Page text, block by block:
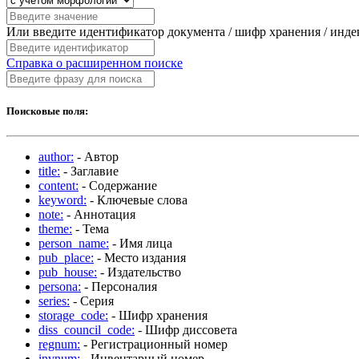
Или введите идентификатор документа / шифр хранения /
Справка о расширенном поиске
Поисковые поля:
author: - Автор
title: - Заглавие
content: - Содержание
keyword: - Ключевые слова
note: - Аннотация
theme: - Тема
person_name: - Имя лица
pub_place: - Место издания
pub_house: - Издательство
persona: - Персоналия
series: - Серия
storage_code: - Шифр хранения
diss_council_code: - Шифр диссовета
regnum: - Регистрационный номер